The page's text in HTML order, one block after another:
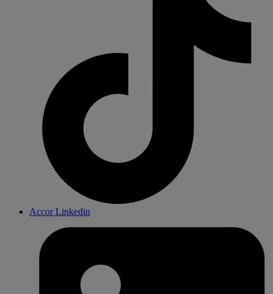
Accor Linkedin